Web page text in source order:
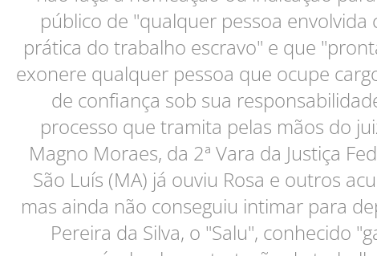
público de "qualquer pessoa envolvida
prática do trabalho escravo" e que
exonere qualquer pessoa que ocupe
de confiança sob sua
processo que tramita pelas mãos do
Magno Moraes, da 2ª Vara da Justiça
São Luís (MA) já ouviu Rosa e outros
mas ainda não conseguiu intimar para
Pereira da Silva, o "Salu", conhecido